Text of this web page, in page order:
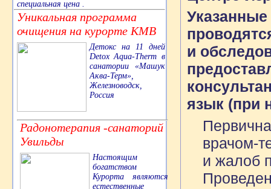
специальная цена .
Уникальная программа
очищения на курорте КМВ
Детокс на 11 дней
Detox Aqua-Therm в
санатории «Машук
Аква-Терм»,
Железноводск,
Россия
Радонотерапия -санаторий
Увильды
Настоящим
богатством
Курорта являются
естественные
и
язык (при
врачом-
и жалоб